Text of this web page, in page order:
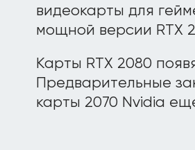
видеокарты для
мощной версии RTX
Карты RTX 2080
Предварительные
карты 2070 Nvidia